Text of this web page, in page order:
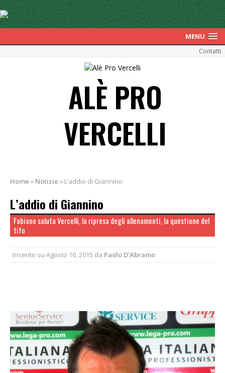
MENU
Contatti
ALÈ PRO
VERCELLI
Home » Notizie » L’addio di Giannino
L’addio di Giannino
Fabiano saluta Vercelli, la ripresa degli allenamenti, la questione del
tifo
Inserito su Agosto 10, 2015 da Paolo D'Abramo